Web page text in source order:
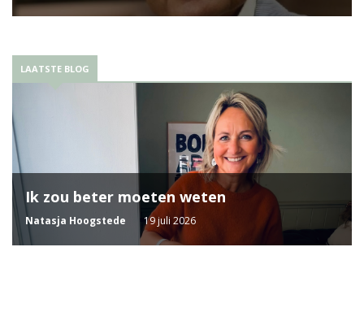
LAATSTE BLOG
Ik zou beter moeten weten
Natasja Hoogstede 19 juli 2026